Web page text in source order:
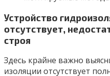
Устройство
отсутствует,
строя
Здесь крайне важно
изоляции отсутствует